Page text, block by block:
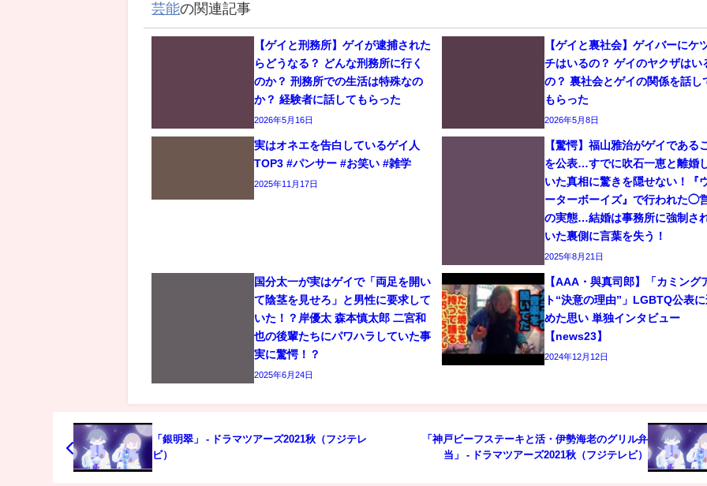
芸能の関連記事
【ゲイと刑務所】ゲイが逮捕された
らどうなる？ どんな刑務所に行く
のか？ 刑務所での生活は特殊なの
か？ 経験者に話してもらった
2026年5月16日
【ゲイと裏社会】ゲイバーにケ
チはいるの？ ゲイのヤクザはい
の？ 裏社会とゲイの関係を話し
もらった
2026年5月8日
実はオネエを告白しているゲイ人
TOP3 #パンサー #お笑い #雑学
2025年11月17日
【驚愕】福山雅治がゲイである
を公表…すでに吹石一恵と離婚
いた真相に驚きを隠せない！『
ーターボーイズ』で行われた◯
の実態…結婚は事務所に強制さ
いた裏側に言葉を失う！
2025年8月21日
国分太一が実はゲイで「両足を開い
て陰茎を見せろ」と男性に要求して
いた！？岸優太 森本慎太郎 二宮和
也の後輩たちにパワハラしていた事
実に驚愕！？
2025年6月24日
【AAA・與真司郎】「カミング
ト“決意の理由”」LGBTQ公表に
めた思い 単独インタビュー
【news23】
2024年12月12日
「銀明翠」 - ドラマツアーズ2021秋（フジテレ
ビ）
「神戸ビーフステーキと活・伊勢海老のグリル弁
当」 - ドラマツアーズ2021秋（フジテレビ）